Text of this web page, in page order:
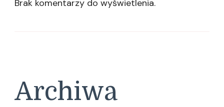
Brak komentarzy do wyświetlenia.
Archiwa